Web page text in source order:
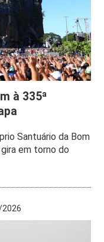
à 335ª
Santuário da Bom
em torno do
2026